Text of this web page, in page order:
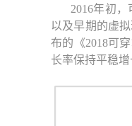
2016年初
以及早期的虚
布的《2018可
长率保持平稳增